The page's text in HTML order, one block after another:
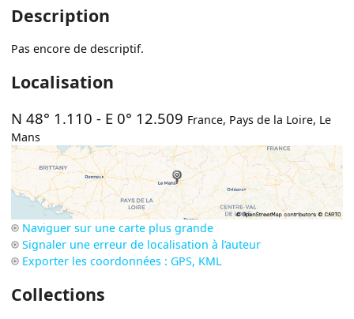
Description
Pas encore de descriptif.
Localisation
N 48° 1.110 - E 0° 12.509 France, Pays de la Loire, Le
Mans
Naviguer sur une carte plus grande
Signaler une erreur de localisation à l’auteur
Exporter les coordonnées : GPS, KML
Collections